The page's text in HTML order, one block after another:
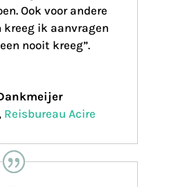
Ook voor andere
ik aanvragen
nooit kreeg”.
, Reisbureau Acire